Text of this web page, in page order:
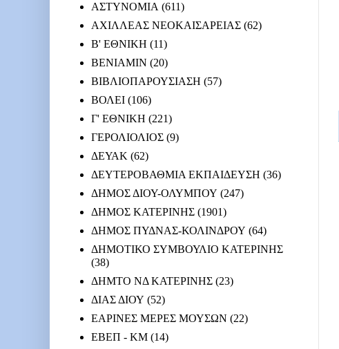
ΑΣΤΥΝΟΜΙΑ (611)
ΑΧΙΛΛΕΑΣ ΝΕΟΚΑΙΣΑΡΕΙΑΣ (62)
Β' ΕΘΝΙΚΗ (11)
ΒΕΝΙΑΜΙΝ (20)
ΒΙΒΛΙΟΠΑΡΟΥΣΙΑΣΗ (57)
ΒΟΛΕΙ (106)
Γ' ΕΘΝΙΚΗ (221)
ΓΕΡΟΛΙΟΛΙΟΣ (9)
ΔΕΥΑΚ (62)
ΔΕΥΤΕΡΟΒΑΘΜΙΑ ΕΚΠΑΙΔΕΥΣΗ (36)
ΔΗΜΟΣ ΔΙΟΥ-ΟΛΥΜΠΟΥ (247)
ΔΗΜΟΣ ΚΑΤΕΡΙΝΗΣ (1901)
ΔΗΜΟΣ ΠΥΔΝΑΣ-ΚΟΛΙΝΔΡΟΥ (64)
ΔΗΜΟΤΙΚΟ ΣΥΜΒΟΥΛΙΟ ΚΑΤΕΡΙΝΗΣ
(38)
ΔΗΜΤΟ ΝΔ ΚΑΤΕΡΙΝΗΣ (23)
ΔΙΑΣ ΔΙΟΥ (52)
ΕΑΡΙΝΕΣ ΜΕΡΕΣ ΜΟΥΣΩΝ (22)
ΕΒΕΠ - ΚΜ (14)